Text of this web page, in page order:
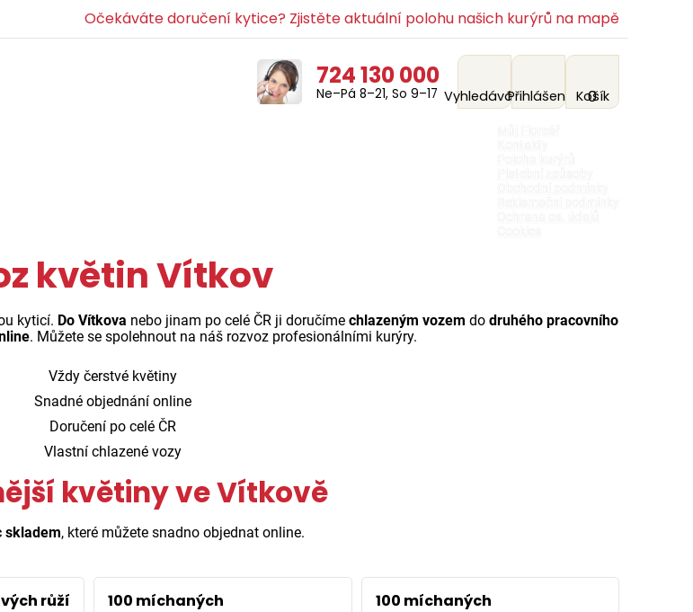
Očekáváte doručení kytice? Zjistěte aktuální polohu našich kurýrů na mapě
724 130 000
Ne–Pá 8–21, So 9–17 VyhledáváníPřihlášení 0
Košík
květin Vítkov
kyticí. Do Vítkova nebo jinam po celé ČR ji doručíme chlazeným vozem do druhého pracovního
. Můžete se spolehnout na náš rozvoz profesionálními kurýry.
Vždy čerstvé květiny
Snadné objednání online
Doručení po celé ČR
Vlastní chlazené vozy
květiny ve Vítkově
skladem, které můžete snadno objednat online.
růží
100 míchaných
100 míchaných